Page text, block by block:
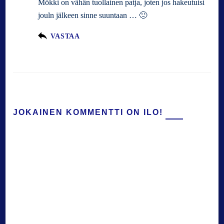
Mökki on vähän tuollainen patja, joten jos hakeutuisi
jouln jälkeen sinne suuntaan … 🙂
VASTAA
JOKAINEN KOMMENTTI ON ILO!